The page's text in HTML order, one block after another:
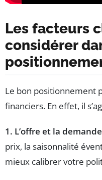
Les facteurs
considérer
Le bon positionnement
financiers. En effet, il
1. L’offre et la
prix, la saisonnalité
mieux calibrer votre